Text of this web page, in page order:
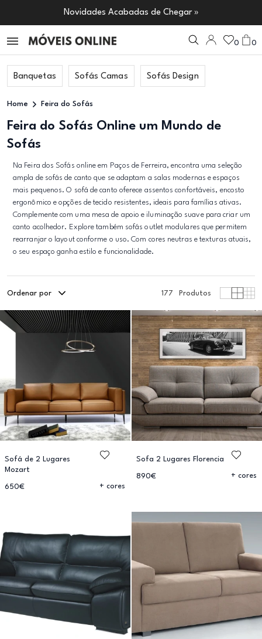
Novidades Acabadas de Chegar »
0 0
Banquetas Sofás Camas Sofás Design
Home Feira do Sofás
Feira do Sofás Online um Mundo de
Sofás
Na Feira dos Sofás online em Paços de Ferreira, encontra uma seleção
ampla de sofás de canto que se adaptam a salas modernas e espaços
mais pequenos. O sofá de canto oferece assentos confortáveis, encosto
ergonômico e opções de tecido resistentes, ideais para famílias ativas.
Complemente com uma mesa de apoio e iluminação suave para criar um
canto acolhedor. Explore também sofás outlet modulares que permitem
rearranjar o layout conforme o uso. Com cores neutras e texturas atuais,
o seu espaço ganha estilo e funcionalidade.
Ordenar por 177 Produtos
Sofá de 2 Lugares
Mozart
650€ + cores
Sofa 2 Lugares Florencia
890€ + cores